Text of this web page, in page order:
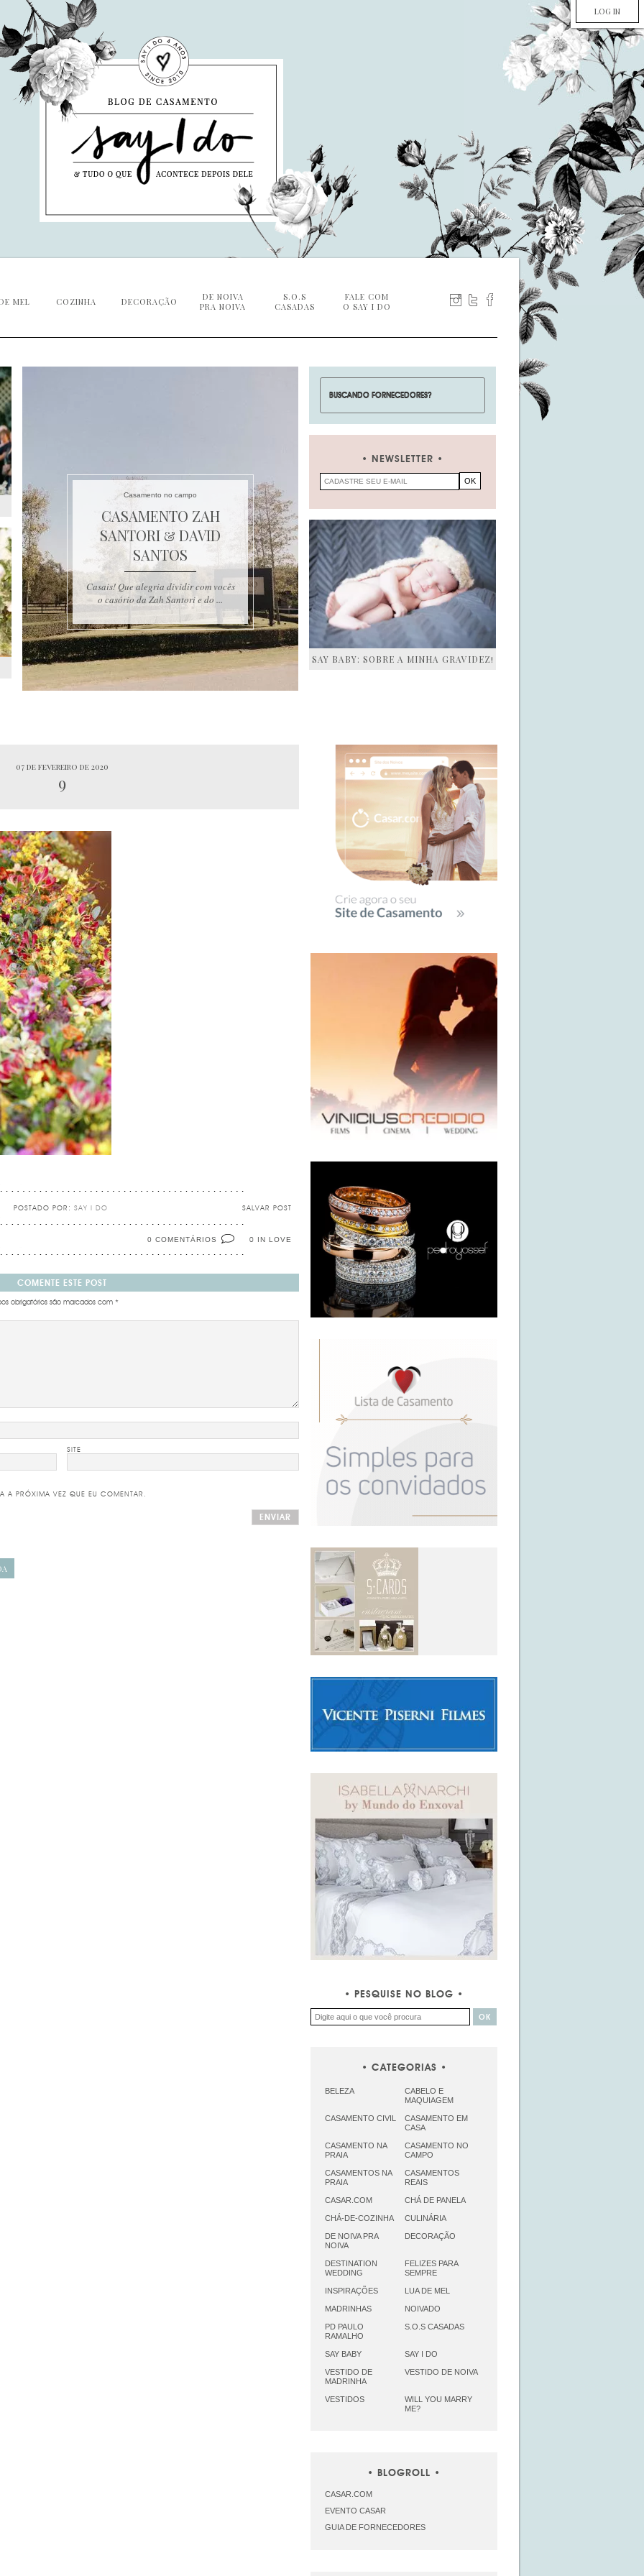
LOG IN
MEL COZINHA DECORAÇÃO
DE NOIVA
PRA NOIVA
S.O.S
CASADAS
FALE COM
O SAY I DO
Casamento no campo
CASAMENTO ZAH
SANTORI & DAVID
SANTOS
Casais! Que alegria dividir com vocês
o casório da Zah Santori e do ...
NEWSLETTER
SAY BABY: SOBRE A MINHA GRAVIDEZ!
07 de fevereiro de 2020
9
SALVAR POST
POSTADO POR: SAY I DO
0 IN LOVE
0 COMENTÁRIOS
COMENTE ESTE POST
obrigatórios são marcados com *
SITE
A PRÓXIMA VEZ QUE EU COMENTAR.
SIDEBAR
PESQUISE NO BLOG
CATEGORIAS
BELEZA
CABELO E
MAQUIAGEM
CASAMENTO CIVIL
CASAMENTO EM
CASA
CASAMENTO NA
PRAIA
CASAMENTO NO
CAMPO
CASAMENTOS NA
PRAIA
CASAMENTOS
REAIS
CASAR.COM CHÁ DE PANELA
CHÁ-DE-COZINHA CULINÁRIA
DE NOIVA PRA
NOIVA
DECORAÇÃO
DESTINATION
WEDDING
FELIZES PARA
SEMPRE
INSPIRAÇÕES LUA DE MEL
MADRINHAS NOIVADO
PD PAULO
RAMALHO
S.O.S CASADAS
SAY BABY SAY I DO
VESTIDO DE
MADRINHA
VESTIDO DE NOIVA
VESTIDOS
WILL YOU MARRY
ME?
BLOGROLL
CASAR.COM
EVENTO CASAR
GUIA DE FORNECEDORES